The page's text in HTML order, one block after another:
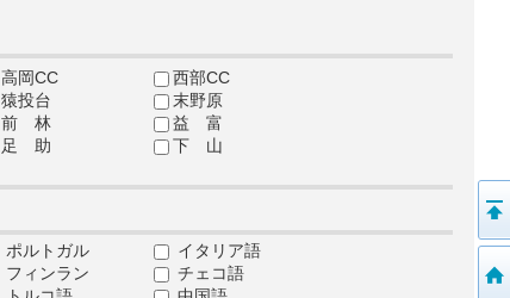
高岡CC
西部CC
猿投台
末野原
前 林
益 富
足 助
下 山
ポルトガル
イタリア語
フィンラン
チェコ語